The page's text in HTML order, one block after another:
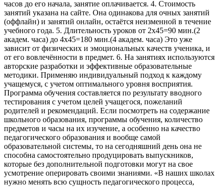
часов до его начала, занятие оплачивается. 4. Стоимость
занятий указана на сайте. Она одинакова для очных занятий
(оффлайн) и занятий онлайн, остаётся неизменной в течение
учебного года. 5. Длительность уроков от 2x45=90 мин.(2
академ. часа) до 4x45=180 мин.(4 академ. часа) Это уже
зависит от физических и эмоциональных качеств ученика, и
от его вовлечённости в предмет. 6. На занятиях используются
авторские разработки и эффективные образовательные
методики. Применяю индивидуальный подход к каждому
учащемуся, с учетом оптимального уровня восприятия.
Программа обучения составляется по результату вводного
тестирования с учетом целей учащегося, пожеланий
родителей и рекомендаций. Если посмотреть на содержание
школьного образования, программы обучения, количество
предметов и часы на их изучение, а особенно на качество
педагогического образования и вообще самой
образовательной системы, то на сегодняшний день она не
способна самостоятельно продуцировать выпускников,
которые без дополнительной подготовки могут на свое
усмотрение оперировать своими знаниями. «В наших школах
нужно менять всю сущность педагогического процесса,